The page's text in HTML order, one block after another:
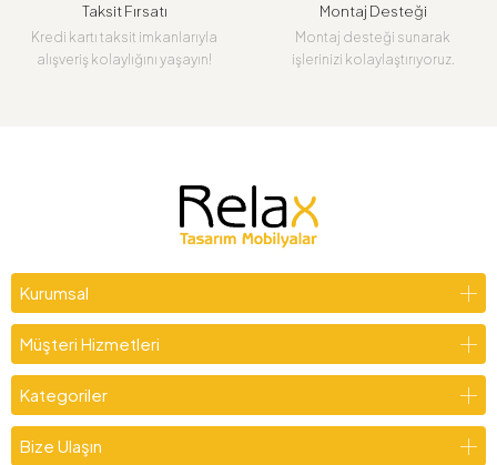
Taksit Fırsatı
Kredi kartı taksit imkanlarıyla
alışveriş kolaylığını yaşayın!
Montaj Desteği
Montaj desteği sunarak
işlerinizi kolaylaştırıyoruz.
Kurumsal
Müşteri Hizmetleri
Kategoriler
Bize Ulaşın